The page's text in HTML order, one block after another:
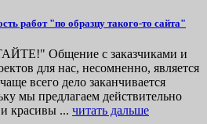
работ "по образцу такого-то сайта"
Общение с заказчиками и
для нас, несомненно, является
всего дело заканчивается
мы предлагаем действительно
красивы ... читать дальше